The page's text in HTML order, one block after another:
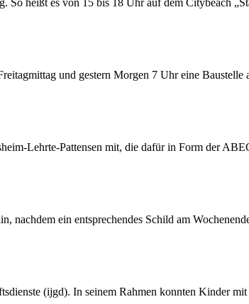
heißt es von 15 bis 18 Uhr auf dem Citybeach
und gestern Morgen 7 Uhr eine Baustelle
Lehrte-Pattensen mit, die dafür in Form der
ein entsprechendes Schild am
(ijgd). In seinem Rahmen konnten Kinder